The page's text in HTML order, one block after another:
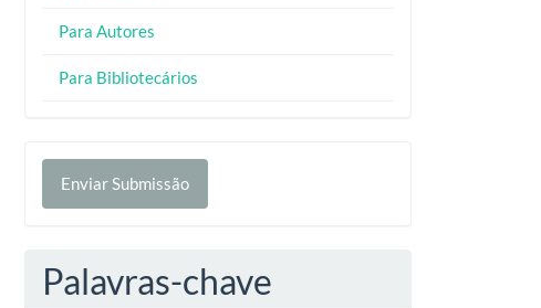
Para Autores
Para Bibliotecários
Enviar
Submissão
Enviar Submissão
Palavras-chave